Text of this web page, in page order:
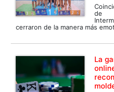
de
cerraron de la manera más
La